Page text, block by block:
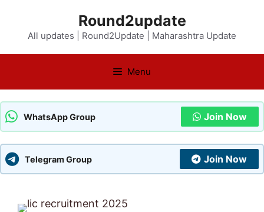
content
Round2update
All updates | Round2Update | Maharashtra Update
Menu
WhatsApp Group Join Now
Telegram Group Join Now